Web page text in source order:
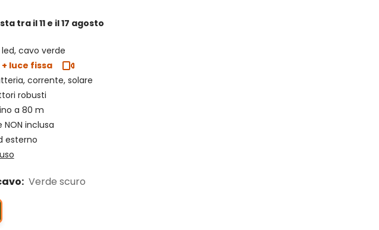
tra il 11 e il 17 agosto
cavo verde
luce fissa
corrente, solare
robusti
a 80 m
inclusa
esterno
Verde scuro